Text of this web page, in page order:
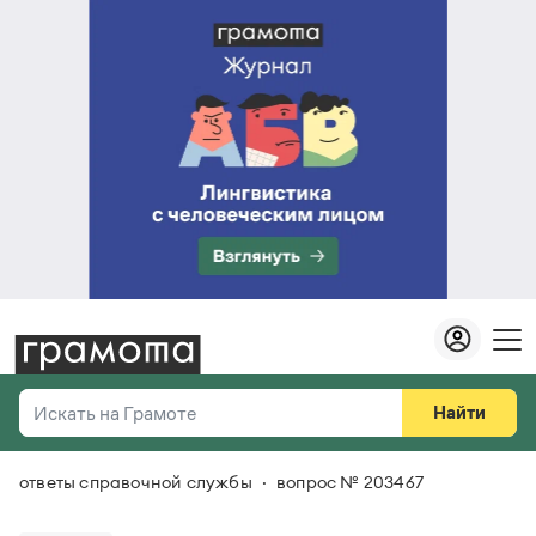
Искать на Грамоте
Справочная служба
Найти
Везде
ответы справочной службы вопрос № 203467